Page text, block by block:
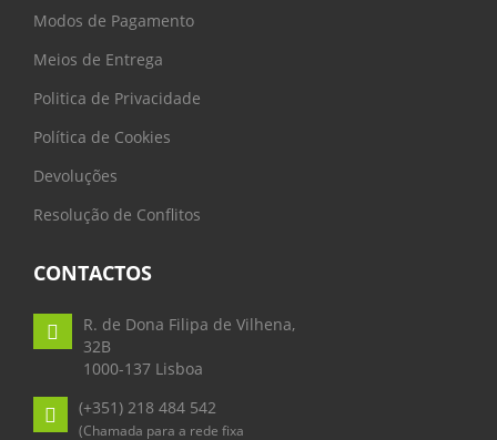
Modos de Pagamento
Meios de Entrega
Politica de Privacidade
Política de Cookies
Devoluções
Resolução de Conflitos
CONTACTOS
R. de Dona Filipa de Vilhena,
32B
1000-137 Lisboa
(+351) 218 484 542
(Chamada para a rede fixa